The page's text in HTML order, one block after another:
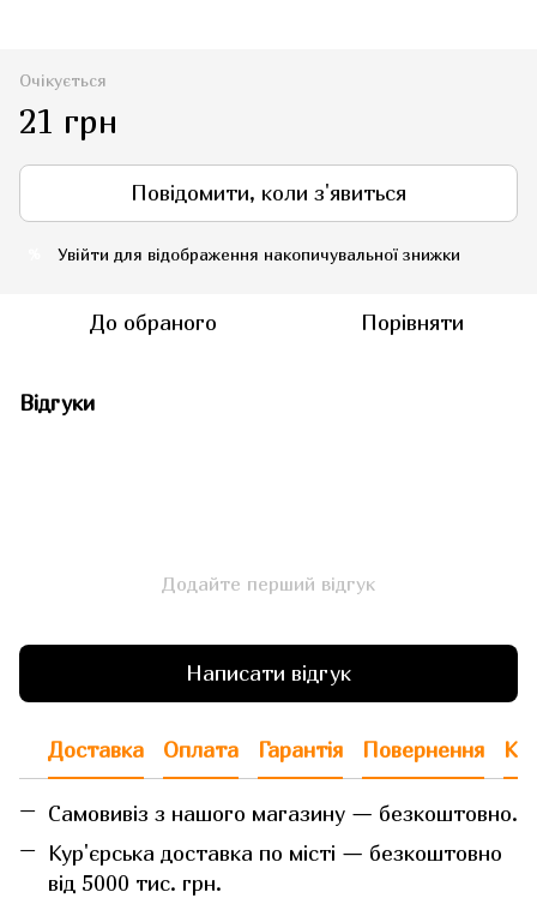
Очікується
21 грн
Повідомити, коли з'явиться
Увійти для відображення накопичувальної знижки
До обраного Порівняти
Відгуки
Додайте перший відгук
Написати відгук
Доставка Оплата Гарантія Повернення
Самовивіз з нашого магазину — безкоштовно.
Кур'єрська доставка по місті — безкоштовно
від 5000 тис. грн.